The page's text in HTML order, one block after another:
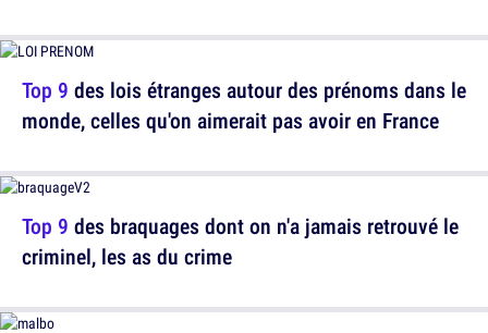
Top 9 des braquages dont on n'a jamais retrouvé le
criminel, les as du crime
Top 9 des lois étranges autour des prénoms dans le
monde, celles qu'on aimerait pas avoir en France